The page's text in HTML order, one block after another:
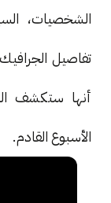
الشخصيات،
الأسبوع القادم.